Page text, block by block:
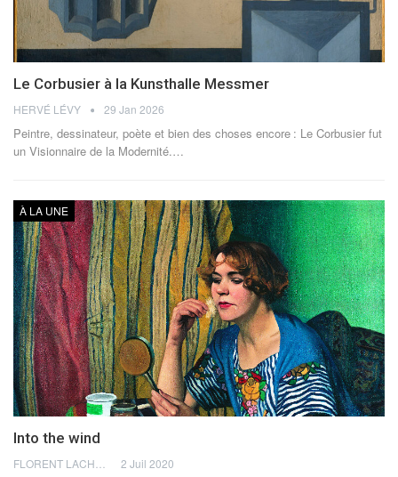
Le Corbusier à la Kunsthalle Messmer
HERVÉ LÉVY 29 Jan 2026
Peintre, dessinateur, poète et bien des choses encore : Le Corbusier fut
un Visionnaire de la Modernité.…
À LA UNE
Into the wind
2 Juil 2020